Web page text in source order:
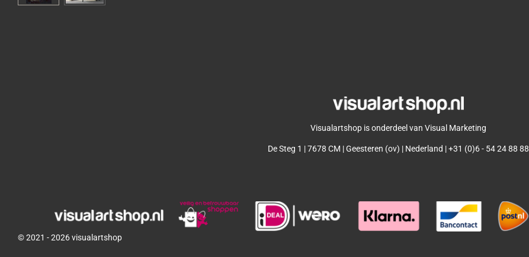
Visualartshop is onderdeel van Visual Marketing
De Steg 1 | 7678 CM | Geesteren (ov) | Nederland | +31 (0)6 - 54 24 88 88
© 2021 - 2026 visualartshop